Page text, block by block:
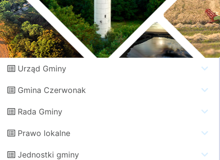
Urząd Gminy
Gmina Czerwonak
Rada Gminy
Prawo lokalne
Jednostki gminy